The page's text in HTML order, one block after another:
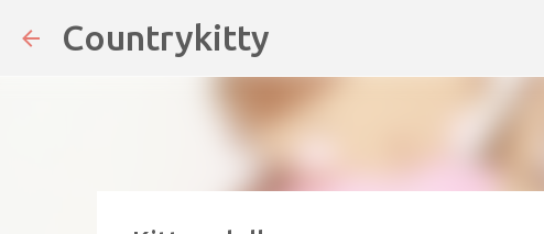
Countrykitty